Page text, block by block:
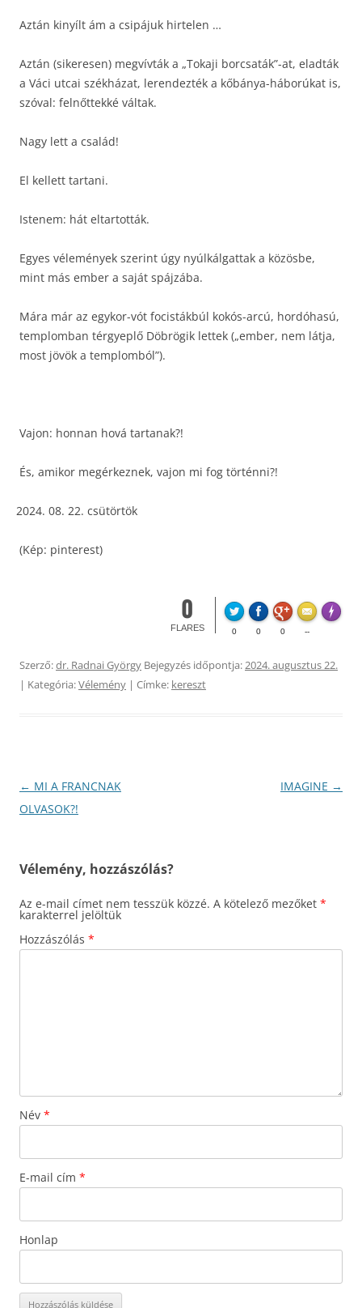
Aztán kinyílt ám a csipájuk hirtelen …
Aztán (sikeresen) megvívták a „Tokaji borcsaták”-at, eladták
a Váci utcai székházat, lerendezték a kőbánya-háborúkat is,
szóval: felnőttekké váltak.
Nagy lett a család!
El kellett tartani.
Istenem: hát eltartották.
Egyes vélemények szerint úgy nyúlkálgattak a közösbe,
mint más ember a saját spájzába.
Mára már az egykor-vót focistákbúl kokós-arcú, hordóhasú,
templomban térgyeplő Döbrögik lettek („ember, nem látja,
most jövök a templomból”).
Vajon: honnan hová tartanak?!
És, amikor megérkeznek, vajon mi fog történni?!
08. 22. csütörtök
(Kép: pinterest)
0
FLARES 0 0 0 --
Made
Szerző:dr. Radnai György Bejegyzés időpontja:2024. augusztus 22.
| Kategória:Vélemény | Címke: kereszt
Bejegyzés
navigáció
← MI A FRANCNAK
OLVASOK?!
IMAGINE →
Vélemény, hozzászólás?
Az e-mail címet nem tesszük közzé. A kötelező mezőket *
karakterrel jelöltük
Hozzászólás *
Név *
E-mail cím *
Honlap